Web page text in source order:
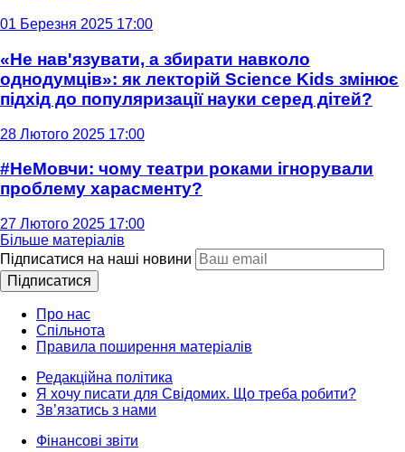
01 Березня 2025 17:00
«Не нав'язувати, а збирати навколо
однодумців»: як лекторій Science Kids змінює
підхід до популяризації науки серед дітей?
28 Лютого 2025 17:00
#НеМовчи: чому театри роками ігнорували
проблему харасменту?
27 Лютого 2025 17:00
Більше матеріалів
Підписатися на наші новини
Підписатися
Про нас
Спільнота
Правила поширення матеріалів
Редакційна політика
Я хочу писати для Свідомих. Що треба робити?
Зв’язатись з нами
Фінансові звіти